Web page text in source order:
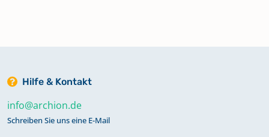
Hilfe & Kontakt
info@archion.de
Schreiben Sie uns eine E-Mail